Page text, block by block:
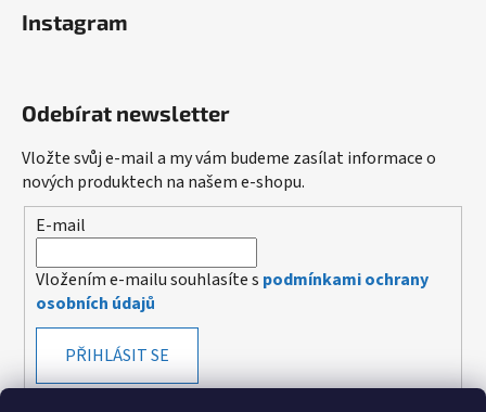
Instagram
Odebírat newsletter
Vložte svůj e-mail a my vám budeme zasílat informace o
nových produktech na našem e-shopu.
E-mail
Vložením e-mailu souhlasíte s podmínkami ochrany
osobních údajů
PŘIHLÁSIT SE